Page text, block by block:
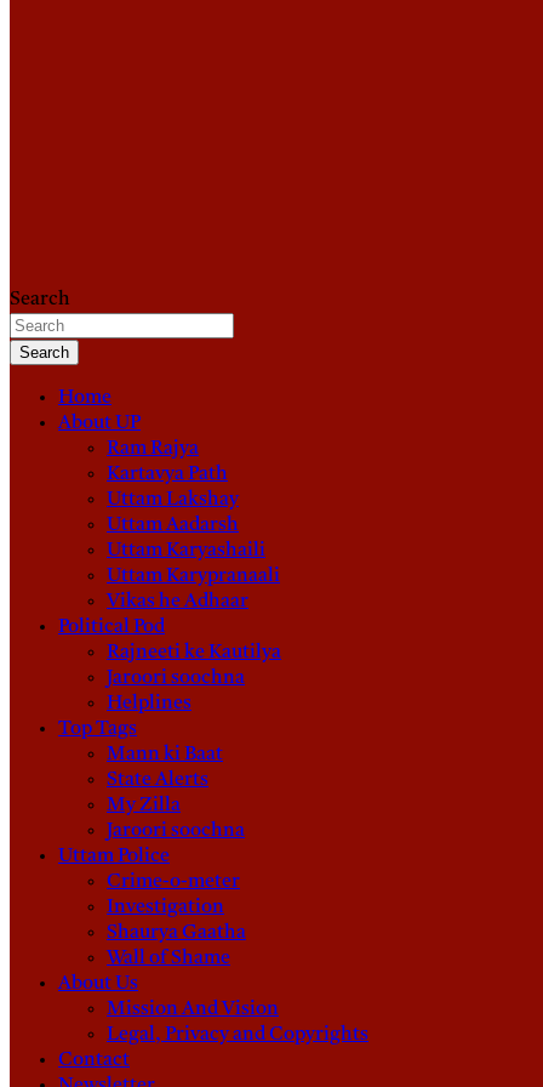
Search
Search
Home
About UP
Ram Rajya
Kartavya Path
Uttam Lakshay
Uttam Aadarsh
Uttam Karyashaili
Uttam Karypranaali
Vikas he Adhaar
Political Pod
Rajneeti ke Kautilya
Jaroori soochna
Helplines
Top Tags
Mann ki Baat
State Alerts
My Zilla
Jaroori soochna
Uttam Police
Crime-o-meter
Investigation
Shaurya Gaatha
Wall of Shame
About Us
Mission And Vision
Legal, Privacy and Copyrights
Contact